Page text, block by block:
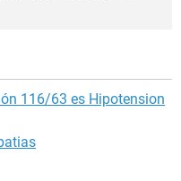
116/63 es Hipotension